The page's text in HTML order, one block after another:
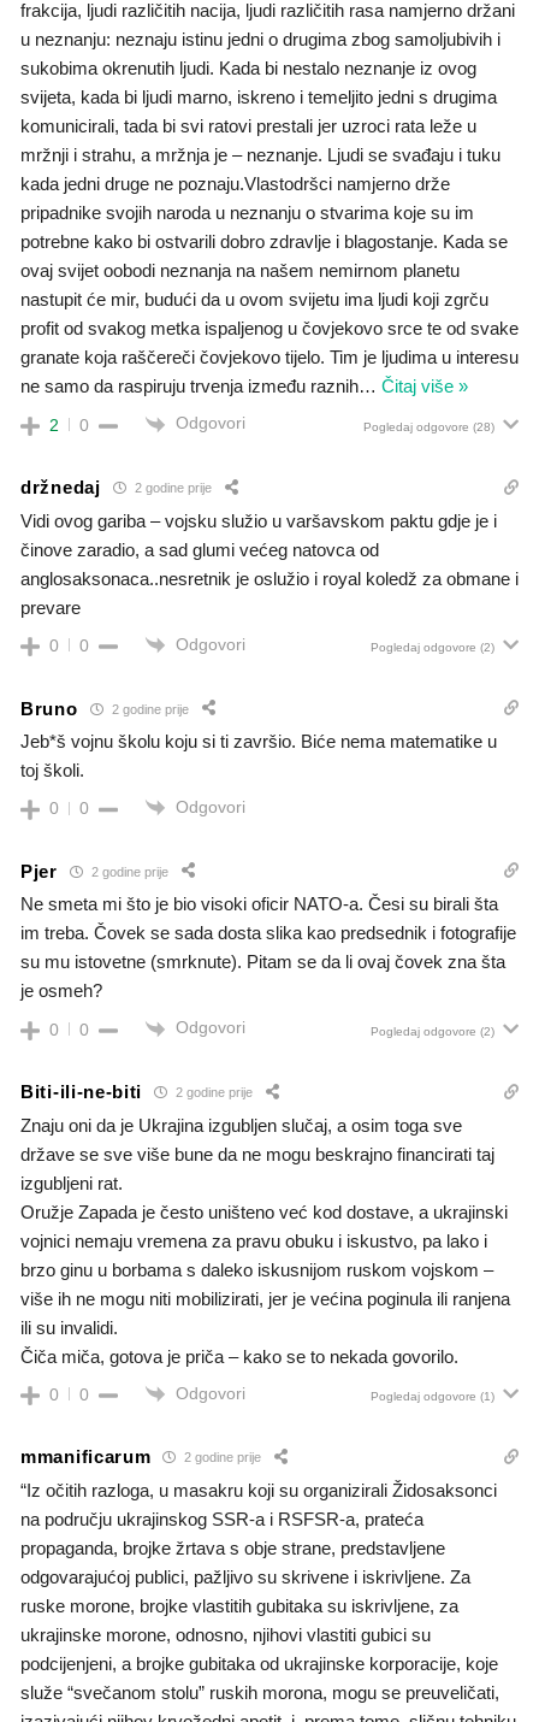
frakcija, ljudi različitih nacija, ljudi različitih rasa namjerno držani
u neznanju: neznaju istinu jedni o drugima zbog samoljubivih i
sukobima okrenutih ljudi. Kada bi nestalo neznanje iz ovog
svijeta, kada bi ljudi marno, iskreno i temeljito jedni s drugima
komunicirali, tada bi svi ratovi prestali jer uzroci rata leže u
mržnji i strahu, a mržnja je – neznanje. Ljudi se svađaju i tuku
kada jedni druge ne poznaju.Vlastodršci namjerno drže
pripadnike svojih naroda u neznanju o stvarima koje su im
potrebne kako bi ostvarili dobro zdravlje i blagostanje. Kada se
ovaj svijet oobodi neznanja na našem nemirnom planetu
nastupit će mir, budući da u ovom svijetu ima ljudi koji zgrču
profit od svakog metka ispaljenog u čovjekovo srce te od svake
granate koja raščereči čovjekovo tijelo. Tim je ljudima u interesu
ne samo da raspiruju trvenja između raznih… Čitaj više »
2 0 Odgovori Pogledaj odgovore (28)
držnedaj 2 godine prije
Vidi ovog gariba – vojsku služio u varšavskom paktu gdje je i
činove zaradio, a sad glumi većeg natovca od
anglosaksonaca..nesretnik je oslužio i royal koledž za obmane i
prevare
0 0 Odgovori Pogledaj odgovore (2)
Bruno 2 godine prije
Jeb*š vojnu školu koju si ti završio. Biće nema matematike u
toj školi.
0 0 Odgovori
Pjer 2 godine prije
Ne smeta mi što je bio visoki oficir NATO-a. Česi su birali šta
im treba. Čovek se sada dosta slika kao predsednik i fotografije
su mu istovetne (smrknute). Pitam se da li ovaj čovek zna šta
je osmeh?
0 0 Odgovori Pogledaj odgovore (2)
Biti-ili-ne-biti 2 godine prije
Znaju oni da je Ukrajina izgubljen slučaj, a osim toga sve
države se sve više bune da ne mogu beskrajno financirati taj
izgubljeni rat.
Oružje Zapada je često uništeno već kod dostave, a ukrajinski
vojnici nemaju vremena za pravu obuku i iskustvo, pa lako i
brzo ginu u borbama s daleko iskusnijom ruskom vojskom –
više ih ne mogu niti mobilizirati, jer je većina poginula ili ranjena
ili su invalidi.
Čiča miča, gotova je priča – kako se to nekada govorilo.
0 0 Odgovori Pogledaj odgovore (1)
mmanificarum 2 godine prije
“Iz očitih razloga, u masakru koji su organizirali Židosaksonci
na području ukrajinskog SSR-a i RSFSR-a, prateća
propaganda, brojke žrtava s obje strane, predstavljene
odgovarajućoj publici, pažljivo su skrivene i iskrivljene. Za
ruske morone, brojke vlastitih gubitaka su iskrivljene, za
ukrajinske morone, odnosno, njihovi vlastiti gubici su
podcijenjeni, a brojke gubitaka od ukrajinske korporacije, koje
služe “svečanom stolu” ruskih morona, mogu se preuveličati,